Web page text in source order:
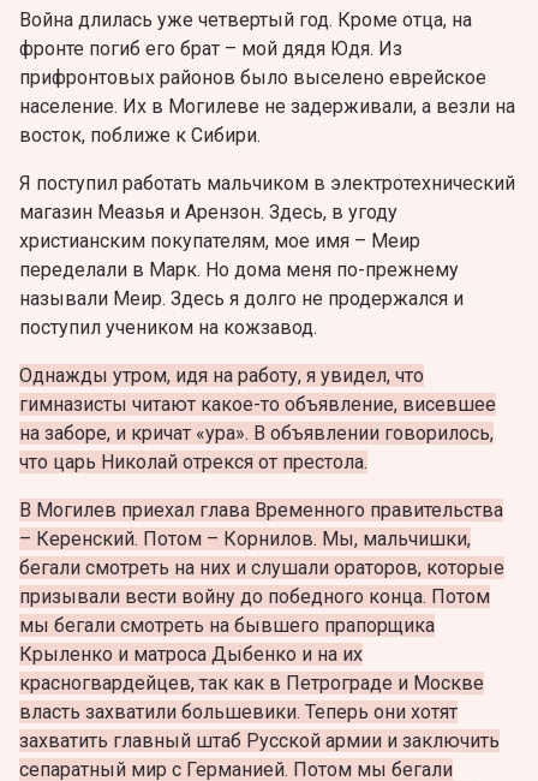
Война длилась уже четвертый год. Кроме отца, на
фронте погиб его брат – мой дядя Юдя. Из
прифронтовых районов было выселено еврейское
население. Их в Могилеве не задерживали, а везли на
восток, поближе к Сибири.
Я поступил работать мальчиком в электротехнический
магазин Меазья и Арензон. Здесь, в угоду
христианским покупателям, мое имя – Меир
переделали в Марк. Но дома меня по-прежнему
называли Меир. Здесь я долго не продержался и
поступил учеником на кожзавод.
Однажды утром, идя на работу, я увидел, что
гимназисты читают какое-то объявление, висевшее
на заборе, и кричат «ура». В объявлении говорилось,
что царь Николай отрекся от престола.
В Могилев приехал глава Временного правительства
– Керенский. Потом – Корнилов. Мы, мальчишки,
бегали смотреть на них и слушали ораторов, которые
призывали вести войну до победного конца. Потом
мы бегали смотреть на бывшего прапорщика
Крыленко и матроса Дыбенко и на их
красногвардейцев, так как в Петрограде и Москве
власть захватили большевики. Теперь они хотят
захватить главный штаб Русской армии и заключить
сепаратный мир с Германией. Потом мы бегали